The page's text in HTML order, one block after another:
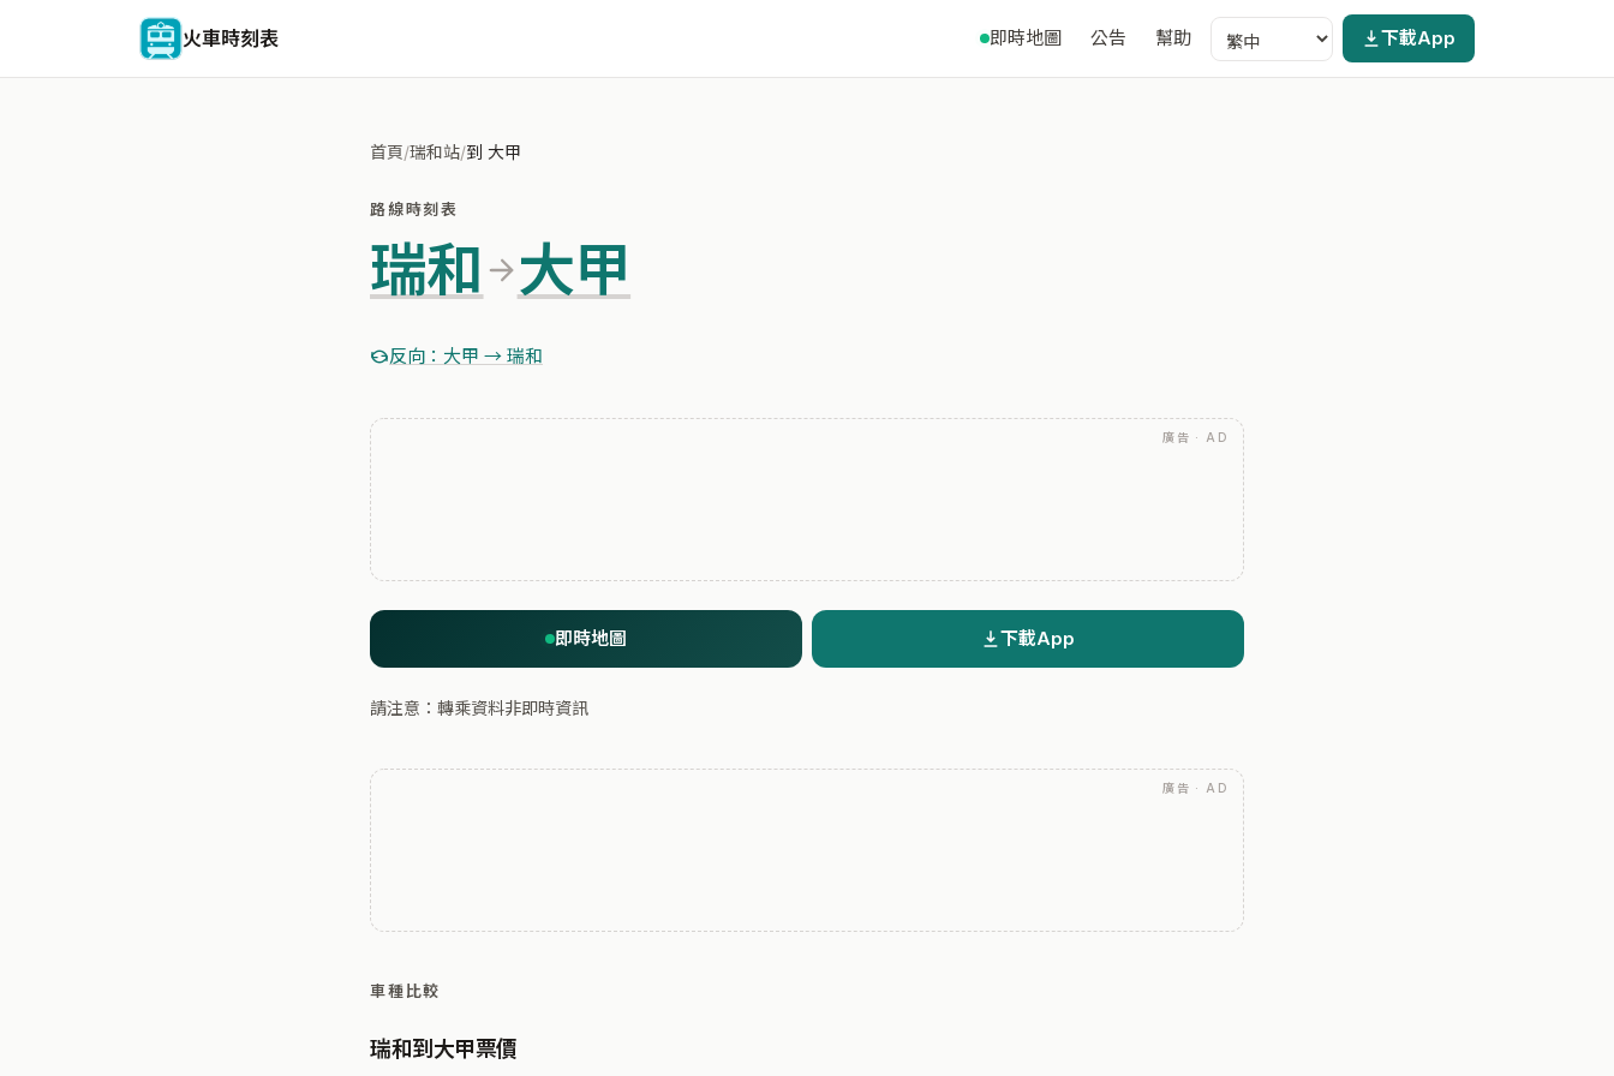
火車時刻表 即時地圖 公告 幫助 下載App
首頁/瑞和站/到 大甲
路線時刻表
瑞和 大甲
反向：大甲 → 瑞和
廣告 · AD
即時地圖 下載App
請注意：轉乘資料非即時資訊
廣告 · AD
車種比較
瑞和到大甲票價